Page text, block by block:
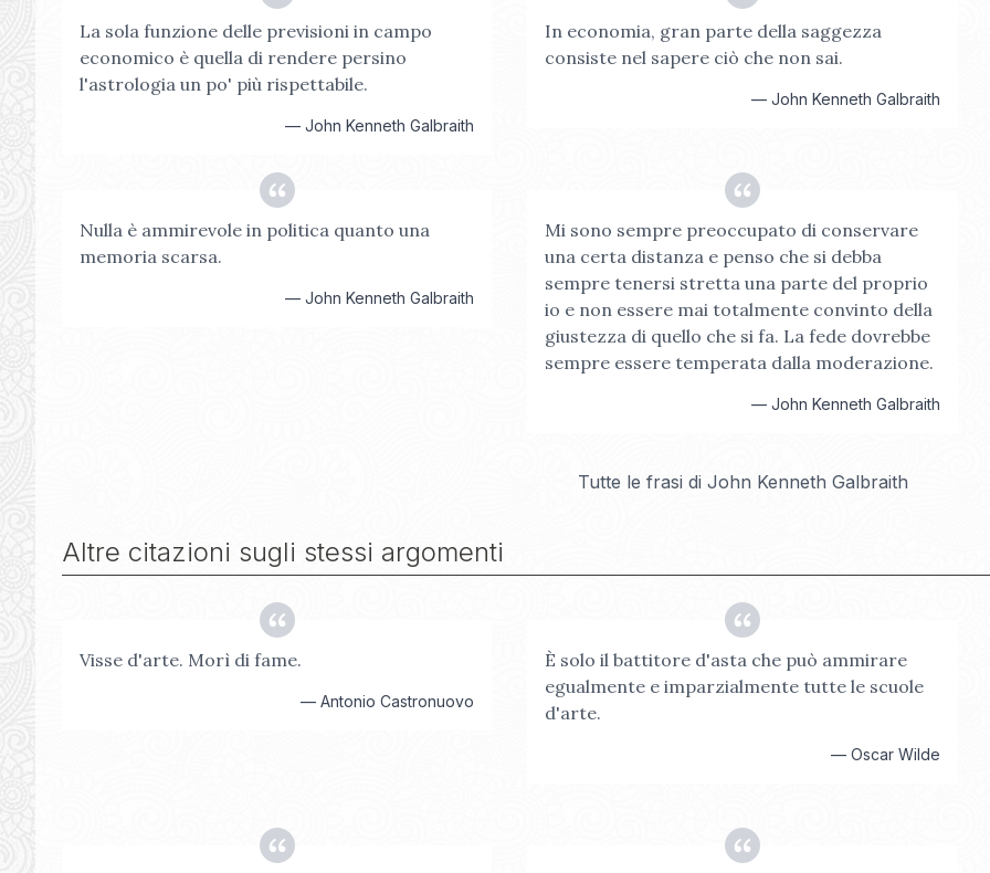
La sola funzione delle previsioni in campo
economico è quella di rendere persino
l'astrologia un po' più rispettabile.
—John Kenneth Galbraith
In economia, gran parte della saggezza
consiste nel sapere ciò che non sai.
— John Kenneth Galbraith
Nulla è ammirevole in politica quanto una
memoria scarsa.
—John Kenneth Galbraith
Mi sono sempre preoccupato di conservare
una certa distanza e penso che si debba
sempre tenersi stretta una parte del proprio
io e non essere mai totalmente convinto della
giustezza di quello che si fa. La fede dovrebbe
sempre essere temperata dalla moderazione.
— John Kenneth Galbraith
Tutte le frasi di John Kenneth Galbraith
Altre citazioni sugli stessi argomenti
Visse d'arte. Morì di fame.
—Antonio Castronuovo
È solo il battitore d'asta che può ammirare
egualmente e imparzialmente tutte le scuole
d'arte.
— Oscar Wilde